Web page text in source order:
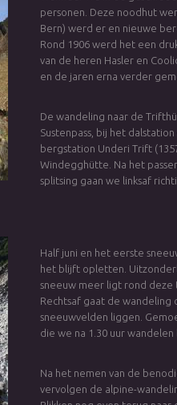
personen. Deze noodhut
Bern) werd er en nieuwe
Rond 1906 werd het een
van de heren Hasler en
en de jaren erna verder
De wandeling naar de
Sustenpass, bij het
bergstation Underi Trift
Windegghütte. Na het
splitsing gaan we linksaf
Half juni en het eerste
het blijft opletten.
sneeuw meer ligt rond deze
Rechtsaf gaat de
sneeuwvelden liggen.
die we na 1.30 uur wandelen
Na het nemen van de
vervolgen de alpine-